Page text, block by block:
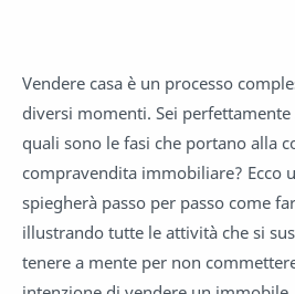
Vendere casa è un processo
diversi momenti. Sei
quali sono le fasi che portano alla
compravendita immobiliare? Ecco
spiegherà passo per passo come
illustrando tutte le attività che si
tenere a mente per non